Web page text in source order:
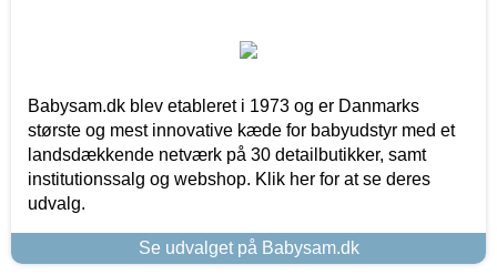
Babysam.dk blev etableret i 1973 og er Danmarks
største og mest innovative kæde for babyudstyr med et
landsdækkende netværk på 30 detailbutikker, samt
institutionssalg og webshop. Klik her for at se deres
udvalg.
Se udvalget på Babysam.dk